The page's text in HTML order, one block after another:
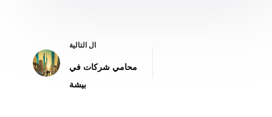
ال التالية
محامي شركات في
بيشة